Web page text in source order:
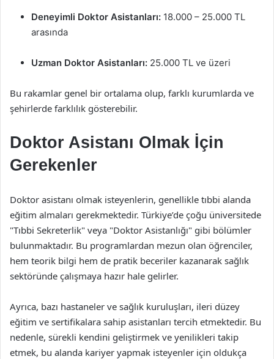
Deneyimli Doktor Asistanları: 18.000 – 25.000 TL
arasında
Uzman Doktor Asistanları: 25.000 TL ve üzeri
Bu rakamlar genel bir ortalama olup, farklı kurumlarda ve
şehirlerde farklılık gösterebilir.
Doktor Asistanı Olmak İçin
Gerekenler
Doktor asistanı olmak isteyenlerin, genellikle tıbbi alanda
eğitim almaları gerekmektedir. Türkiye’de çoğu üniversitede
"Tıbbi Sekreterlik" veya "Doktor Asistanlığı" gibi bölümler
bulunmaktadır. Bu programlardan mezun olan öğrenciler,
hem teorik bilgi hem de pratik beceriler kazanarak sağlık
sektöründe çalışmaya hazır hale gelirler.
Ayrıca, bazı hastaneler ve sağlık kuruluşları, ileri düzey
eğitim ve sertifikalara sahip asistanları tercih etmektedir. Bu
nedenle, sürekli kendini geliştirmek ve yenilikleri takip
etmek, bu alanda kariyer yapmak isteyenler için oldukça